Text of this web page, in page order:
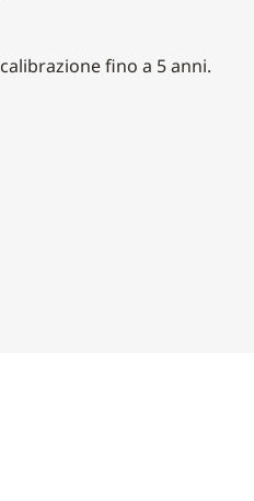
fino a 5 anni.